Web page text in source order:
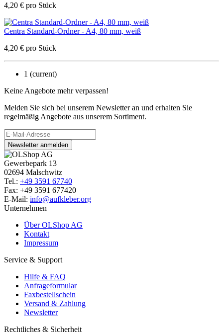
4,20 € pro Stück
Centra Standard-Ordner - A4, 80 mm, weiß
4,20 € pro Stück
1 (current)
Keine Angebote mehr verpassen!
Melden Sie sich bei unserem Newsletter an und erhalten Sie
regelmäßig Angebote aus unserem Sortiment.
Newsletter anmelden
Gewerbepark 13
02694 Malschwitz
Tel.: +49 3591 67740
Fax: +49 3591 677420
E-Mail: info@aufkleber.org
Unternehmen
Über OLShop AG
Kontakt
Impressum
Service & Support
Hilfe & FAQ
Anfrageformular
Faxbestellschein
Versand & Zahlung
Newsletter
Rechtliches & Sicherheit